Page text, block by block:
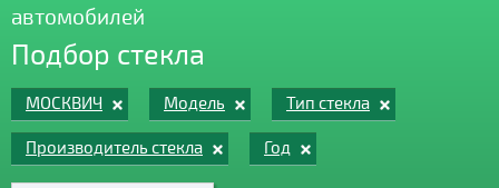
автомобилей
Подбор стекла
МОСКВИЧ Модель Тип стекла
Производитель стекла Год